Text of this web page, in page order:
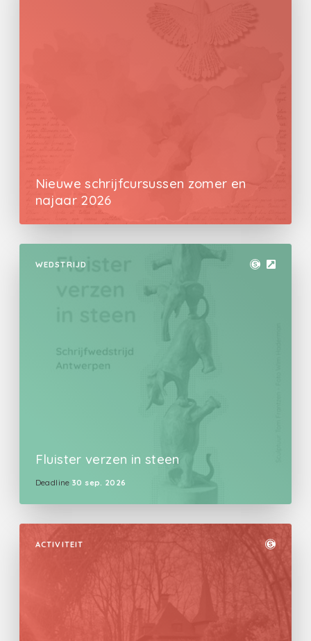
Nieuwe schrijfcursussen zomer en
najaar 2026
WEDSTRIJD
Fluister verzen in steen
Deadline 30 sep. 2026
ACTIVITEIT